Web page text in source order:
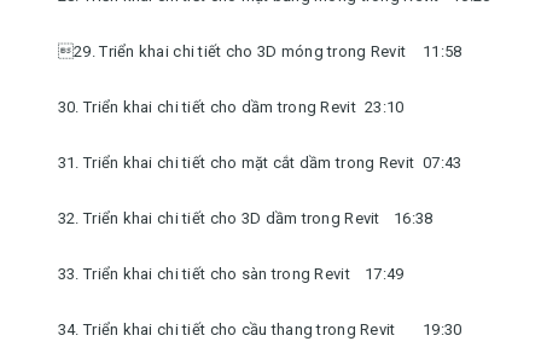
29. Triển khai chi tiết cho 3D móng trong Revit 11:58
30. Triển khai chi tiết cho dầm trong Revit 23:10
31. Triển khai chi tiết cho mặt cắt dầm trong Revit 07:43
32. Triển khai chi tiết cho 3D dầm trong Revit 16:38
33. Triển khai chi tiết cho sàn trong Revit 17:49
34. Triển khai chi tiết cho cầu thang trong Revit 19:30